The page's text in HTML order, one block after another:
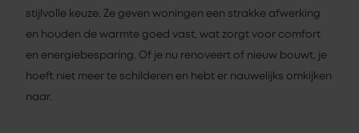
stijlvolle keuze. Ze geven woningen een strakke afwerking
en houden de warmte goed vast, wat zorgt voor comfort
en energiebesparing. Of je nu renoveert of nieuw bouwt, je
hoeft niet meer te schilderen en hebt er nauwelijks omkijken
naar.